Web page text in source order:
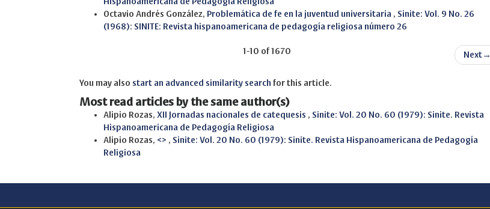
Octavio Andrés González, Problemática de fe en la juventud universitaria , Sinite: Vol. 9 No. 26
(1968): SINITE: Revista hispanoamericana de pedagogía religiosa número 26
1-10 of 1670 Next →
You may also start an advanced similarity search for this article.
Most read articles by the same author(s)
Alipio Rozas, XII Jornadas nacionales de catequesis , Sinite: Vol. 20 No. 60 (1979): Sinite. Revista
Hispanoamericana de Pedagogía Religiosa
Alipio Rozas, <> , Sinite: Vol. 20 No. 60 (1979): Sinite. Revista Hispanoamericana de Pedagogía
Religiosa